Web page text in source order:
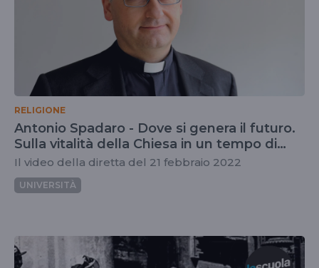
RELIGIONE
Antonio Spadaro - Dove si genera il futuro.
Sulla vitalità della Chiesa in un tempo di
crisi
Il video della diretta del 21 febbraio 2022
UNIVERSITÀ